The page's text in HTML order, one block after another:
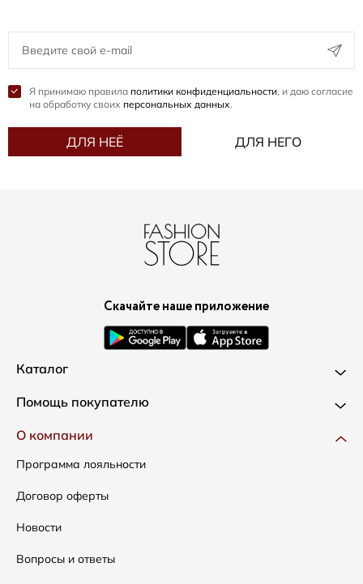
Я принимаю правила политики конфиденциальности, и даю согласие
на обработку своих персональных данных.
ДЛЯ НЕЁ ДЛЯ НЕГО
Скачайте наше приложение
Каталог
Новинки
Одежда
Сумки
Аксессуары
Распродажа
Подарочные сертификаты
Помощь покупателю
Доставка и оплата
Как оформить заказ
Условия возвратов
Таблица размеров
Уход за одеждой
О компании
Программа лояльности
Договор оферты
Новости
Вопросы и ответы